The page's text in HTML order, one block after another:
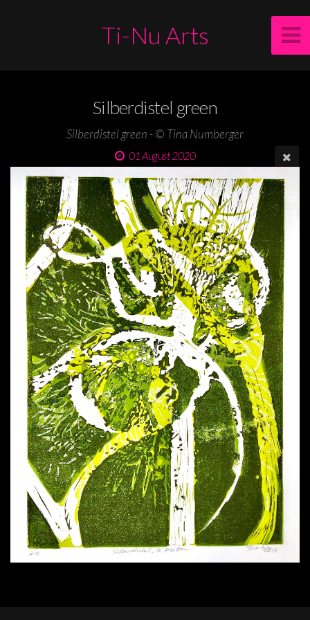
Ti-Nu Arts
Silberdistel green
Silberdistel green - © Tina Numberger
01 August 2020